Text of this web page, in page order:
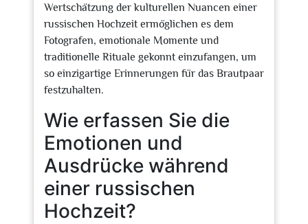
Wertschätzung der kulturellen Nuancen einer
russischen Hochzeit ermöglichen es dem
Fotografen, emotionale Momente und
traditionelle Rituale gekonnt einzufangen, um
so einzigartige Erinnerungen für das Brautpaar
festzuhalten.
Wie erfassen Sie die
Emotionen und
Ausdrücke während
einer russischen
Hochzeit?